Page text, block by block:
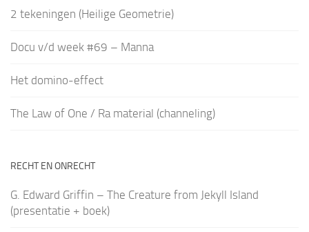
2 tekeningen (Heilige Geometrie)
Docu v/d week #69 – Manna
Het domino-effect
The Law of One / Ra material (channeling)
RECHT EN ONRECHT
G. Edward Griffin – The Creature from Jekyll Island
(presentatie + boek)